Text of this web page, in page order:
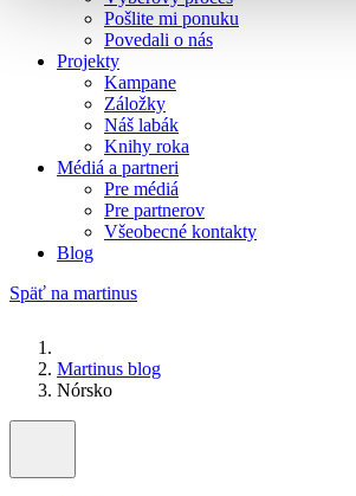
Pošlite mi ponuku
Povedali o nás
Projekty
Kampane
Záložky
Náš labák
Knihy roka
Médiá a partneri
Pre médiá
Pre partnerov
Všeobecné kontakty
Blog
Späť na martinus
Martinus blog
Nórsko